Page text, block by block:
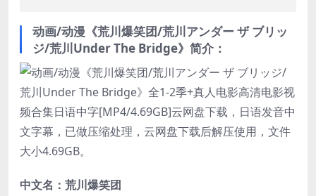
动画/动漫《荒川爆笑团/荒川アンダー ザ ブリッ
ジ/荒川Under The Bridge》简介：
中文名： 荒川爆笑团